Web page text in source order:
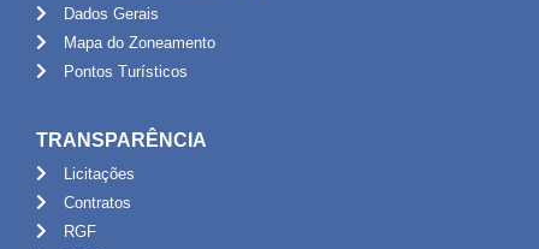
Dados Gerais
Mapa do Zoneamento
Pontos Turísticos
TRANSPARÊNCIA
Licitações
Contratos
RGF